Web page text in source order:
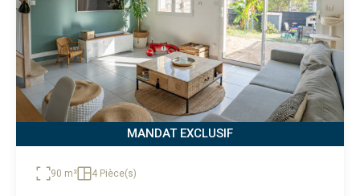
MANDAT EXCLUSIF
90 m² 4 Pièce(s)